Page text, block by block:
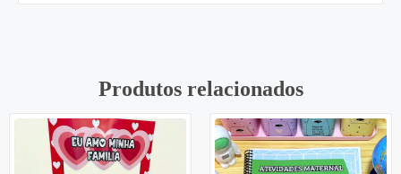
Produtos relacionados